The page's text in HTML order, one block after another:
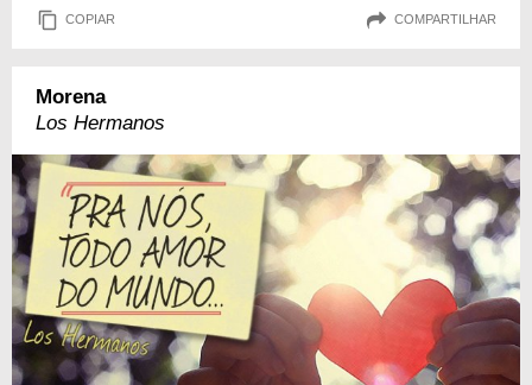
COPIAR COMPARTILHAR
Morena
Los Hermanos